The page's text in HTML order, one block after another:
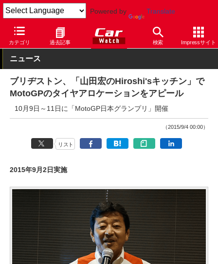
Powered by Translate
カテゴリ 過去記事 検索 Impressサイト
Car Watch タイヤ ブリヂストン スポーツ
ニュース
ブリヂストン、「山田宏のHiroshi'sキッチン」で
MotoGPのタイヤアロケーションをアピール
10月9日～11日に「MotoGP日本グランプリ」開催
（2015/9/4 00:00）
リスト
2015年9月2日実施